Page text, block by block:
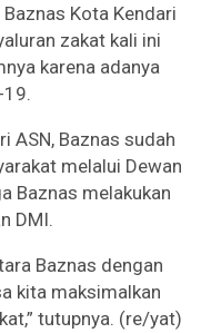
Kota Kendari
zakat kali ini
karena adanya
ASN, Baznas sudah
melalui Dewan
Baznas melakukan
DMI.
Baznas dengan
kita maksimalkan
tutupnya. (re/yat)